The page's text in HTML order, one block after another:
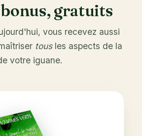
gratuits
vous recevez aussi
tousles aspects de la
votre iguane.